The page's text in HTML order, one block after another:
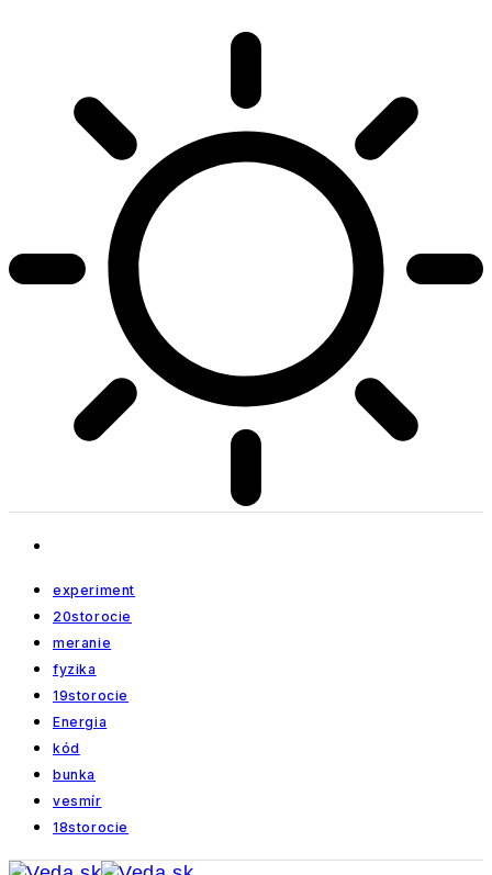
experiment
20storocie
meranie
fyzika
19storocie
Energia
kód
bunka
vesmír
18storocie